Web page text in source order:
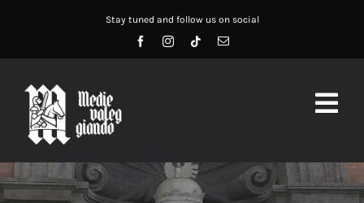
contenuto
Stay tuned and follow us on social
HOME